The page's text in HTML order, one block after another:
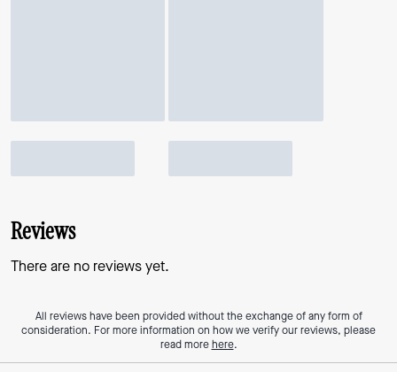
Reviews
There are no reviews yet.
All reviews have been provided without the exchange of any form of
consideration. For more information on how we verify our reviews, please
read morehere.